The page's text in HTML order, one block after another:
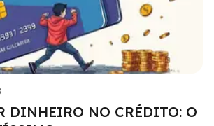
DINHEIRO NO CRÉDITO: O